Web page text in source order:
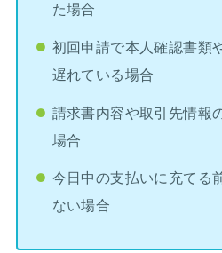
た場合
初回申請で本人確認書類
遅れている場合
請求書内容や取引先情報
場合
今日中の支払いに充てる
ない場合